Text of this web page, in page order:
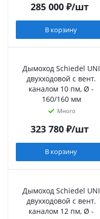
285 000₽/шт
В корзину
Дымоход Schiedel UNI
двухходовой с вент.
каналом 10 пм, Ø -
160/160 мм
Много
323 780₽/шт
В корзину
Дымоход Schiedel UNI
двухходовой с вент.
каналом 12 пм, Ø -